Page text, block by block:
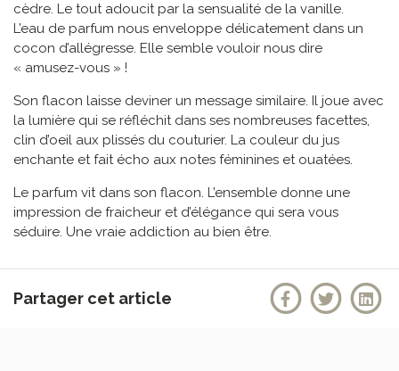
cèdre. Le tout adoucit par la sensualité de la vanille.
L’eau de parfum nous enveloppe délicatement dans un
cocon d’allégresse. Elle semble vouloir nous dire
« amusez-vous » !
Son flacon laisse deviner un message similaire. Il joue avec
la lumière qui se réfléchit dans ses nombreuses facettes,
clin d’oeil aux plissés du couturier. La couleur du jus
enchante et fait écho aux notes féminines et ouatées.
Le parfum vit dans son flacon. L’ensemble donne une
impression de fraicheur et d’élégance qui sera vous
séduire. Une vraie addiction au bien être.
Partager cet article